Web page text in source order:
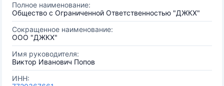
Полное наименование:
Общество с Ограниченной Ответственностью "ДЖКХ"
Сокращенное наименование:
ООО "ДЖКХ"
Имя руководителя:
Виктор Иванович Попов
ИНН: